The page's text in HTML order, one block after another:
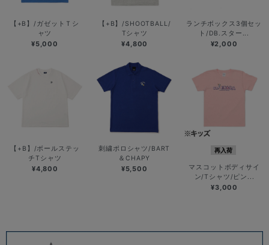
【+B】/ガゼットＴシ
ャツ
¥5,000
【+B】/SHOOTBALL/
Tシャツ
¥4,800
ランチボックス3個セッ
ト/DB.スター...
¥2,000
【+B】/ボールステッ
チTシャツ
¥4,800
刺繍ポロシャツ/BART
＆CHAPY
¥5,500
再入荷
マスコットボディサイ
ン/Tシャツ/ピン...
¥3,000